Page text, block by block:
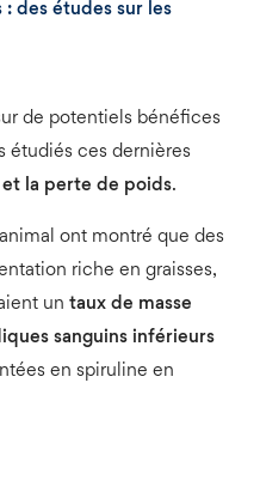
des études sur les
de potentiels bénéfices
étudiés ces dernières
et la perte de poids.
ont montré que des
riche en graisses,
un taux de masse
sanguins inférieurs
en spiruline en